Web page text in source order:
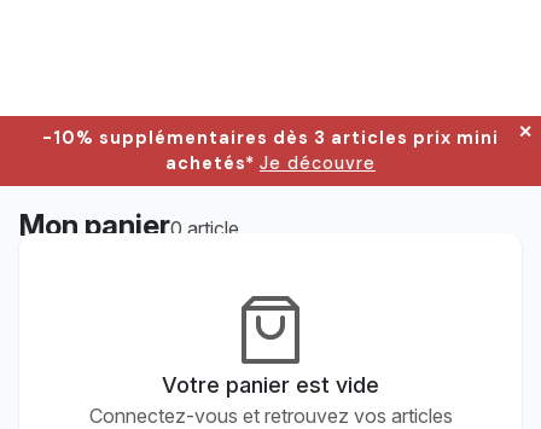
-10% supplémentaires dès 3 articles prix mini
achetés* Je découvre
✕
Mon panier0 article
Votre panier est vide
Connectez-vous et retrouvez vos articles